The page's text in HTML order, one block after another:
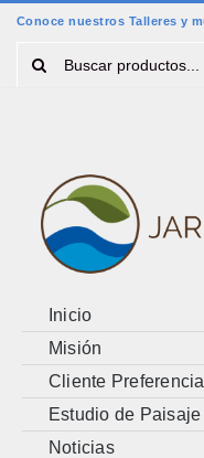
Saltar
contenido
Buscar:
Inicio
Misión
Cliente Preferencial
Estudio de Paisaje
Noticias